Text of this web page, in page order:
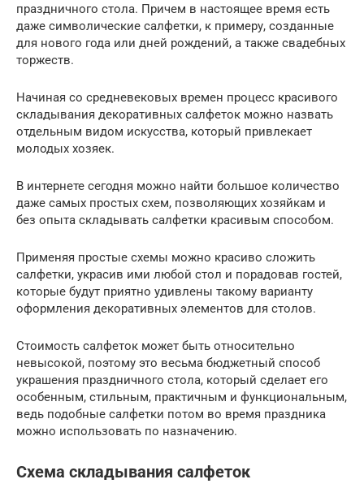
праздничного стола. Причем в настоящее время есть
даже символические салфетки, к примеру, созданные
для нового года или дней рождений, а также свадебных
торжеств.
Начиная со средневековых времен процесс красивого
складывания декоративных салфеток можно назвать
отдельным видом искусства, который привлекает
молодых хозяек.
В интернете сегодня можно найти большое количество
даже самых простых схем, позволяющих хозяйкам и
без опыта складывать салфетки красивым способом.
Применяя простые схемы можно красиво сложить
салфетки, украсив ими любой стол и порадовав гостей,
которые будут приятно удивлены такому варианту
оформления декоративных элементов для столов.
Стоимость салфеток может быть относительно
невысокой, поэтому это весьма бюджетный способ
украшения праздничного стола, который сделает его
особенным, стильным, практичным и функциональным,
ведь подобные салфетки потом во время праздника
можно использовать по назначению.
Схема складывания салфеток